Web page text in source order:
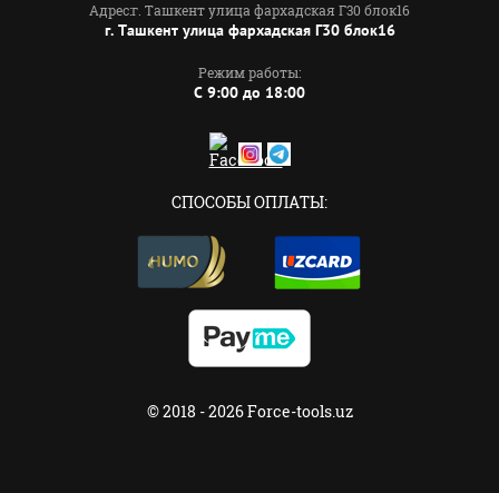
Адрес:г. Ташкент улица фархадская Г30 блок16
г. Ташкент улица фархадская Г30 блок16
Режим работы:
C 9:00 до 18:00
СПОСОБЫ ОПЛАТЫ:
© 2018 - 2026 Force-tools.uz